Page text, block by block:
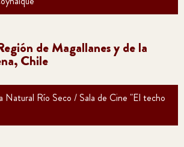
de Magallanes y de la
Chile
Natural Río Seco / Sala de Cine "El techo